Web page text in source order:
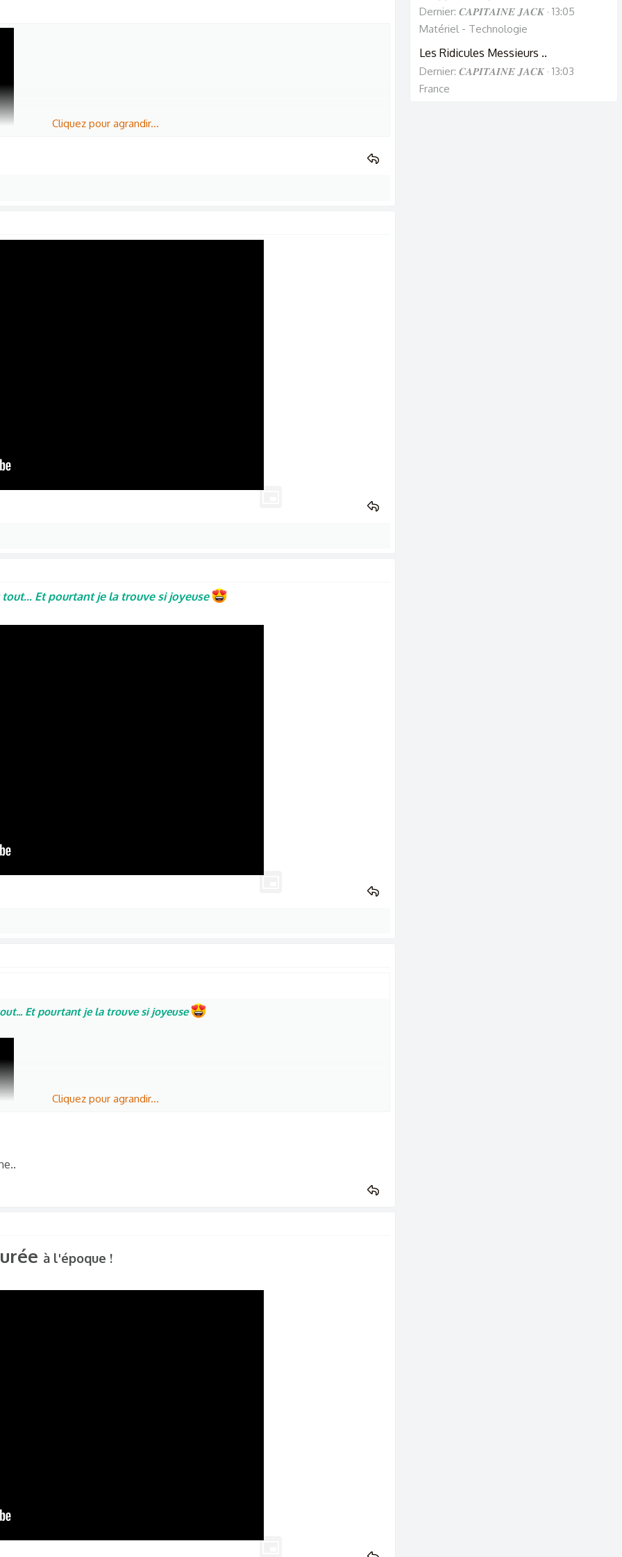
Cliquez pour agrandir...
Et pourtant je la trouve si joyeuse
Et pourtant je la trouve si joyeuse
Cliquez pour agrandir...
à l'époque !
Dernier: 𝑪𝑨𝑷𝑰𝑻𝑨𝑰𝑵𝑬 𝑱𝑨𝑪𝑲 13:05
Matériel - Technologie
Les Ridicules Messieurs ..
Dernier: 𝑪𝑨𝑷𝑰𝑻𝑨𝑰𝑵𝑬 𝑱𝑨𝑪𝑲 13:03
France